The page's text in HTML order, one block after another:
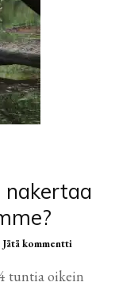
nakertaa
Jätä kommentti
tuntia oikein